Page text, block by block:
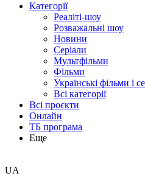
Категорії
Реаліті-шоу
Розважальні шоу
Новини
Серіали
Мультфільми
Фільми
Українські фільми і
Всі категорії
Всі проєкти
Онлайн
ТБ програма
Еще
UA